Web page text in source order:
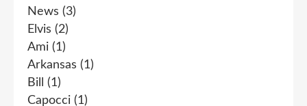
News (3)
Elvis (2)
Ami (1)
Arkansas (1)
Bill
(1)
Capocci (1)